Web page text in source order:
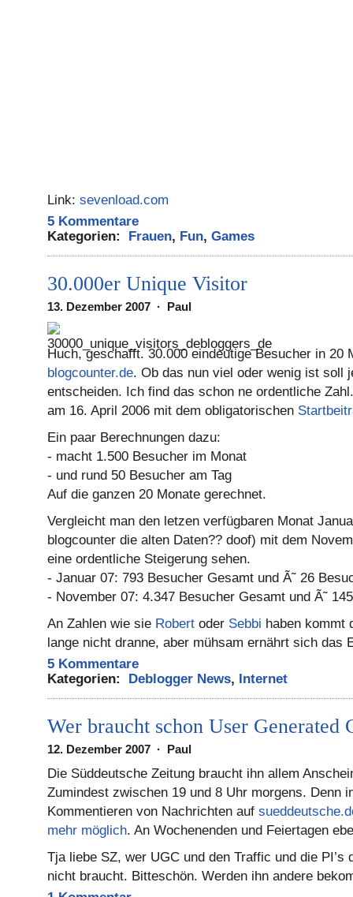
Link: sevenload.com
5 Kommentare
Kategorien: Frauen, Fun, Games
30.000er Unique Visitor
13. Dezember 2007 · Paul
Huch, geschafft. 30.000 eindeutige Besucher in 20
blogcounter.de. Ob das nun viel oder wenig ist soll
entscheiden. Ich find das schon ne ordentliche
am 16. April 2006 mit dem obligatorischen
Ein paar Berechnungen dazu:
- macht 1.500 Besucher im Monat
- und rund 50 Besucher am Tag
Auf die ganzen 20 Monate gerechnet.
Vergleicht man den letzen verfügbaren Monat
blogcounter die alten Daten?? doof) mit dem
eine ordentliche Steigerung sehen.
- Januar 07: 793 Besucher Gesamt und Ã˜ 26
- November 07: 4.347 Besucher Gesamt und Ã˜
An Zahlen wie sie Robert oder Sebbi haben kommt
lange nicht dranne, aber mühsam ernährt sich das
5 Kommentare
Kategorien: Deblogger News, Internet
Wer braucht schon User Generated
12. Dezember 2007 · Paul
Die Süddeutsche Zeitung braucht ihn allem
Zumindest zwischen 19 und 8 Uhr morgens. Denn
Kommentieren von Nachrichten auf
mehr möglich. An Wochenenden und Feiertagen
Tja liebe SZ, wer UGC und den Traffic und die PI’s
nicht braucht. Bitteschön. Werden ihn andere